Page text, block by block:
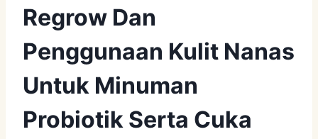
Regrow Dan
Penggunaan Kulit Nanas
Untuk Minuman
Probiotik Serta Cuka